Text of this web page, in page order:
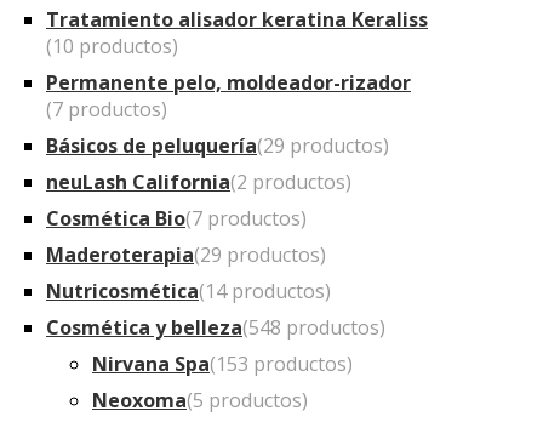
Tratamiento alisador keratina Keraliss
(10 productos)
Permanente pelo, moldeador-rizador
(7 productos)
Básicos de peluquería(29 productos)
neuLash California(2 productos)
Cosmética Bio(7 productos)
Maderoterapia(29 productos)
Nutricosmética(14 productos)
Cosmética y belleza(548 productos)
Nirvana Spa(153 productos)
Neoxoma(5 productos)